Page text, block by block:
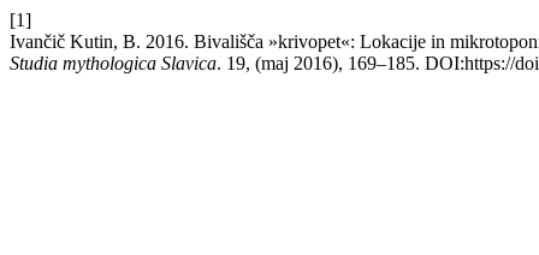
[1]
Ivančič Kutin, B. 2016. Bivališča »krivopet«: Lokacije in
Studia mythologica Slavica. 19, (maj 2016), 169–185. DOI:https://